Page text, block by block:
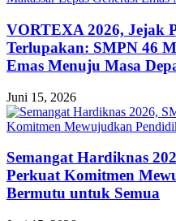
VORTEXA 2026, Jejak
Terlupakan: SMPN 46
Emas Menuju Masa
Juni 15, 2026
Semangat Hardiknas
Perkuat Komitmen
Bermutu untuk Semua